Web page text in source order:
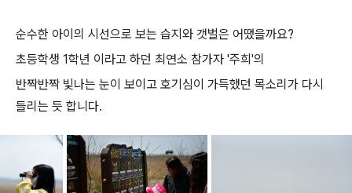
순수한 아이의 시선으로 보는 습지와 갯벌은 어땠을까요?
초등학생 1학년 이라고 하던 최연소 참가자 '주희'의
반짝반짝 빛나는 눈이 보이고 호기심이 가득했던 목소리가 다시
들리는 듯 합니다.